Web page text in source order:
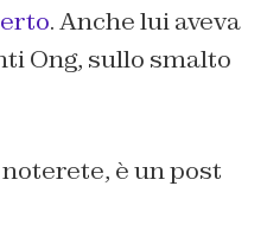
. Anche lui aveva
Ong, sullo smalto
è un post